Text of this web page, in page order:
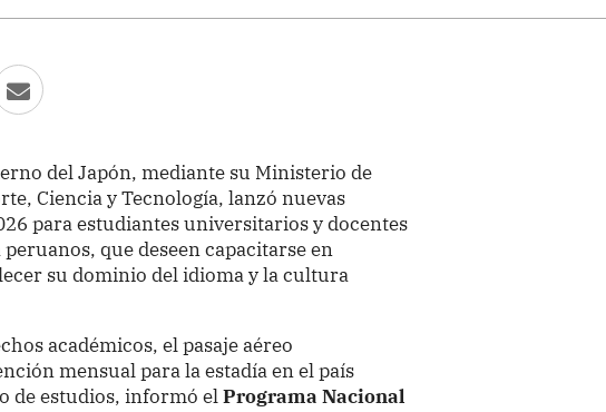
del Japón, mediante su Ministerio de
Ciencia y Tecnología, lanzó nuevas
para estudiantes universitarios y docentes
que deseen capacitarse en
su dominio del idioma y la cultura
académicos, el pasaje aéreo
mensual para la estadía en el país
de estudios, informó elPrograma Nacional